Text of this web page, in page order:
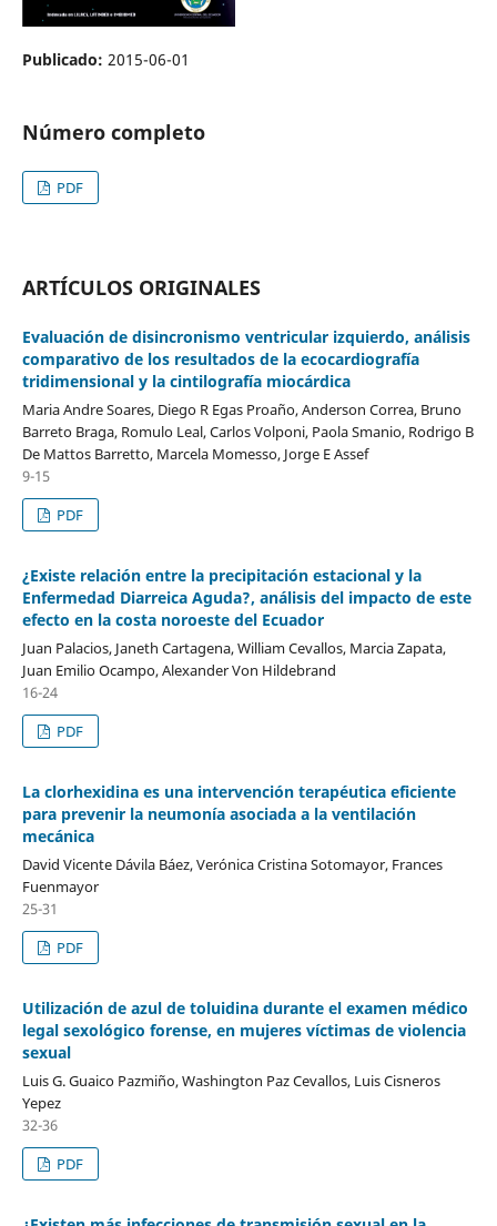
Publicado: 2015-06-01
Número completo
PDF
ARTÍCULOS ORIGINALES
Evaluación de disincronismo ventricular izquierdo, análisis
comparativo de los resultados de la ecocardiografía
tridimensional y la cintilografía miocárdica
Maria Andre Soares, Diego R Egas Proaño, Anderson Correa, Bruno
Barreto Braga, Romulo Leal, Carlos Volponi, Paola Smanio, Rodrigo B
De Mattos Barretto, Marcela Momesso, Jorge E Assef
9-15
PDF
¿Existe relación entre la precipitación estacional y la
Enfermedad Diarreica Aguda?, análisis del impacto de este
efecto en la costa noroeste del Ecuador
Juan Palacios, Janeth Cartagena, William Cevallos, Marcia Zapata,
Juan Emilio Ocampo, Alexander Von Hildebrand
16-24
PDF
La clorhexidina es una intervención terapéutica eficiente
para prevenir la neumonía asociada a la ventilación
mecánica
David Vicente Dávila Báez, Verónica Cristina Sotomayor, Frances
Fuenmayor
25-31
PDF
Utilización de azul de toluidina durante el examen médico
legal sexológico forense, en mujeres víctimas de violencia
sexual
Luis G. Guaico Pazmiño, Washington Paz Cevallos, Luis Cisneros
Yepez
32-36
PDF